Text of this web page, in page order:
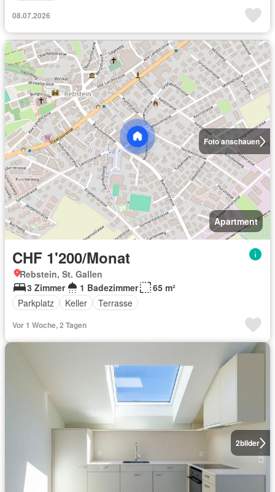
08.07.2026
Foto anschauen
Apartment
CHF 1'200/Monat
Rebstein, St. Gallen
3 Zimmer
1 Badezimmer
65 m²
Parkplatz
Keller Terrasse
Vor 1 Woche, 2 Tagen
2bilder